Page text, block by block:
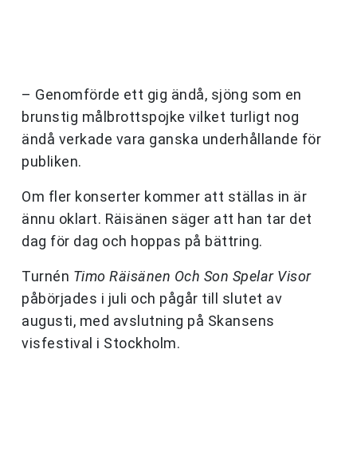
– Genomförde ett gig ändå, sjöng som en
brunstig målbrottspojke vilket turligt nog
ändå verkade vara ganska underhållande för
publiken.
Om fler konserter kommer att ställas in är
ännu oklart. Räisänen säger att han tar det
dag för dag och hoppas på bättring.
Turnén Timo Räisänen Och Son Spelar Visor
påbörjades i juli och pågår till slutet av
augusti, med avslutning på Skansens
visfestival i Stockholm.